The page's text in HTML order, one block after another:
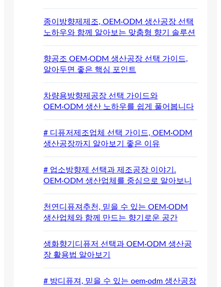
종이방향제제조, OEM·ODM 생산공장 선택
노하우와 함께 알아보는 맞춤형 향기 솔루션
향공조 OEM·ODM 생산공장 선택 가이드,
알아두면 좋은 핵심 포인트
차량용방향제공장 선택 가이드와
OEM·ODM 생산 노하우를 쉽게 풀어봅니다
# 디퓨저제조업체 선택 가이드, OEM·ODM
생산공장까지 알아보기 좋은 이유
# 업소방향제 선택과 제조공장 이야기.
OEM·ODM 생산업체를 중심으로 알아보니
천연디퓨져추천, 믿을 수 있는 OEM·ODM
생산업체와 함께 만드는 향기로운 공간
생화향기디퓨저 선택과 OEM·ODM 생산공
장 활용법 알아보기
# 방디퓨져, 믿을 수 있는 oem·odm 생산공장